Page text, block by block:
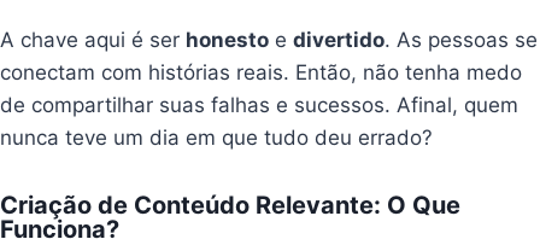
A chave aqui é ser honesto edivertido. As pessoas se
conectam com histórias reais. Então, não tenha medo
de compartilhar suas falhas e sucessos. Afinal, quem
nunca teve um dia em que tudo deu errado?
Criação de Conteúdo Relevante: O Que
Funciona?